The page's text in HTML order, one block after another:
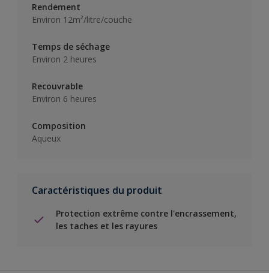
Rendement
Environ 12m²/litre/couche
Temps de séchage
Environ 2 heures
Recouvrable
Environ 6 heures
Composition
Aqueux
Caractéristiques du produit
Protection extrême contre l'encrassement,
les taches et les rayures